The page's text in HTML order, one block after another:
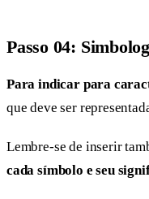
Passo 04:
Para indicar para
que deve ser
Lembre-se de inserir
cada símbolo e seu